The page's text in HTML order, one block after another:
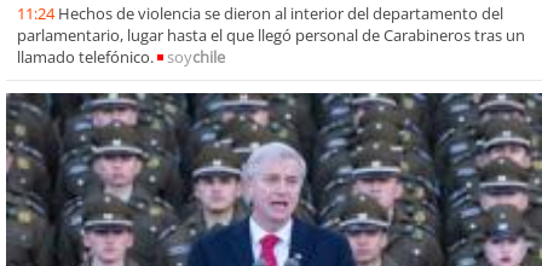
11:24 Hechos de violencia se dieron al interior del departamento del
parlamentario, lugar hasta el que llegó personal de Carabineros tras un
llamado telefónico.
soychile